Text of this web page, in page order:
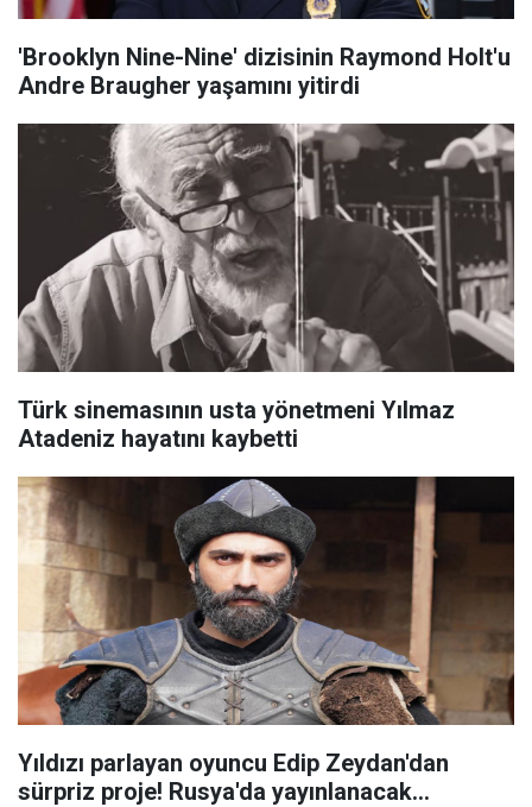
'Brooklyn Nine-Nine' dizisinin Raymond Holt'u
Andre Braugher yaşamını yitirdi
Türk sinemasının usta yönetmeni Yılmaz
Atadeniz hayatını kaybetti
Yıldızı parlayan oyuncu Edip Zeydan'dan
sürpriz proje! Rusya'da yayınlanacak...